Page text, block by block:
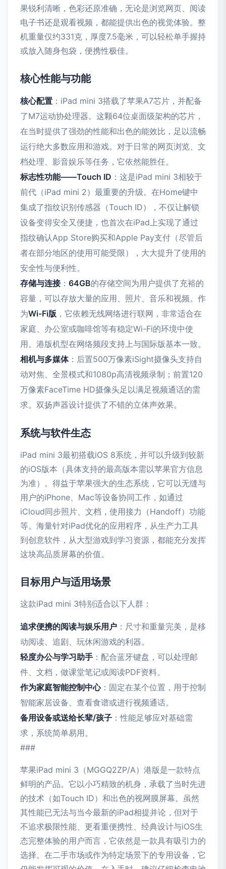
果锐利清晰，色彩还原准确，无论是浏览网页、阅读
电子书还是观看视频，都能提供出色的视觉体验。整
机重量仅约331克，厚度7.5毫米，可以轻松单手握持
或放入随身包袋，便携性极佳。
核心性能与功能
核心配置 ：iPad mini 3搭载了苹果A7芯片，并配备
了M7运动协处理器。这颗64位桌面级架构的芯片，
在当时提供了强劲的性能和出色的能效比，足以流畅
运行绝大多数应用和游戏。对于日常的网页浏览、文
档处理、影音娱乐等任务，它依然能胜任。
标志性功能——Touch ID ：这是iPad mini 3相较于
前代（iPad mini 2）最重要的升级。在Home键中
集成了指纹识别传感器（Touch ID），不仅让解锁
设备变得安全又便捷，也首次在iPad上实现了通过
指纹确认App Store购买和Apple Pay支付（尽管后
者在部分地区的使用可能受限），大大提升了使用的
安全性与便利性。
存储与连接： 64GB的存储空间为用户提供了充裕的
容量，可以存放大量的应用、照片、音乐和视频。作
为Wi-Fi版 ，它依赖无线网络进行联网，非常适合在
家庭、办公室或咖啡馆等有稳定Wi-Fi的环境中使
用。港版机型在网络频段支持上与国际版基本一致。
相机与多媒体：后置500万像素iSight摄像头支持自
动对焦、全景模式和1080p高清视频录制；前置120
万像素FaceTime HD摄像头足以满足视频通话的需
求。双扬声器设计提供了不错的立体声效果。
系统与软件生态
iPad mini 3最初搭载iOS 8系统，并可以升级到较新
的iOS版本（具体支持的最高版本需以苹果官方信息
为准）。得益于苹果强大的生态系统，它可以无缝与
用户的iPhone、Mac等设备协同工作，如通过
iCloud同步照片、文档，使用接力（Handoff）功能
等。海量针对iPad优化的应用程序，从生产力工具
到创意软件，从大型游戏到学习资源，都能充分发挥
这块高品质屏幕的价值。
目标用户与适用场景
这款iPad mini 3特别适合以下人群：
追求便携的阅读与娱乐用户 ：尺寸和重量完美，是移
动阅读、追剧、玩休闲游戏的利器。
轻度办公与学习助手 ：配合蓝牙键盘，可以处理邮
件、文档，做课堂笔记或阅读PDF资料。
作为家庭智能控制中心：固定在某个位置，用于控制
智能家居设备、查看食谱或进行视频通话。
备用设备或送给长辈/孩子 ：性能足够应对基础需
求，系统简单易用。
###
苹果iPad mini 3（MGGQ2ZP/A）港版是一款特点
鲜明的产品。它以小巧精致的机身，承载了当时先进
的技术（如Touch ID）和出色的视网膜屏幕。虽然
其性能已无法与当今最新的iPad相提并论，但对于
不追求极限性能、更看重便携性、经典设计与iOS生
态完整体验的用户而言，它依然是一款具有吸引力的
选择。在二手市场或作为特定场景下的专用设备，它